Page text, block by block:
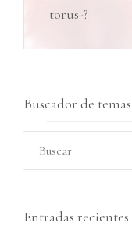
torus-?
Buscador de temas
Entradas recientes